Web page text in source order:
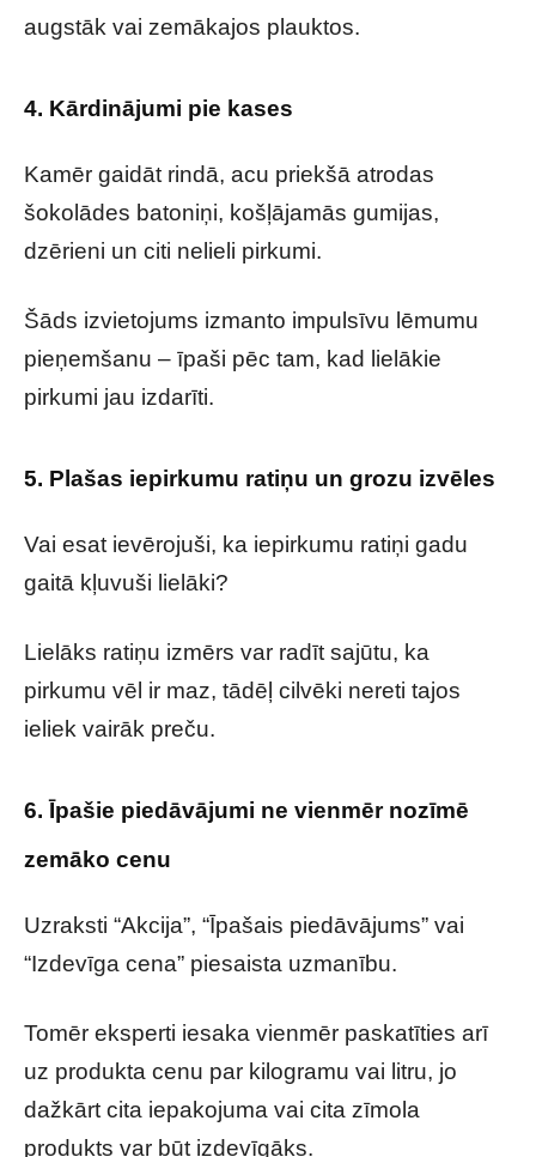
augstāk vai zemākajos plauktos.
4. Kārdinājumi pie kases
Kamēr gaidāt rindā, acu priekšā atrodas
šokolādes batoniņi, košļājamās gumijas,
dzērieni un citi nelieli pirkumi.
Šāds izvietojums izmanto impulsīvu lēmumu
pieņemšanu – īpaši pēc tam, kad lielākie
pirkumi jau izdarīti.
5. Plašas iepirkumu ratiņu un grozu izvēles
Vai esat ievērojuši, ka iepirkumu ratiņi gadu
gaitā kļuvuši lielāki?
Lielāks ratiņu izmērs var radīt sajūtu, ka
pirkumu vēl ir maz, tādēļ cilvēki nereti tajos
ieliek vairāk preču.
6. Īpašie piedāvājumi ne vienmēr nozīmē
zemāko cenu
Uzraksti “Akcija”, “Īpašais piedāvājums” vai
“Izdevīga cena” piesaista uzmanību.
Tomēr eksperti iesaka vienmēr paskatīties arī
uz produkta cenu par kilogramu vai litru, jo
dažkārt cita iepakojuma vai cita zīmola
produkts var būt izdevīgāks.